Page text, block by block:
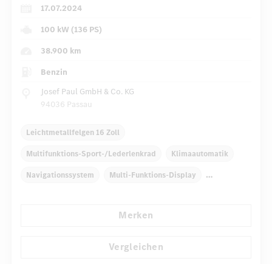
17.07.2024
100 kW (136 PS)
38.900 km
Benzin
Josef Paul GmbH & Co. KG
94036 Passau
Leichtmetallfelgen 16 Zoll
Multifunktions-Sport-/Lederlenkrad Klimaautomatik
Navigationssystem Multi-Funktions-Display
Reifendruckkontrolle
Merken
Vergleichen